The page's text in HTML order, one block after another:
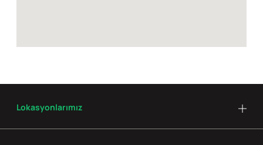
Lokasyonlarımız